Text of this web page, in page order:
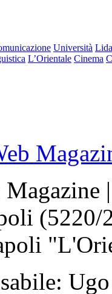
Università
L’Orientale Cinema